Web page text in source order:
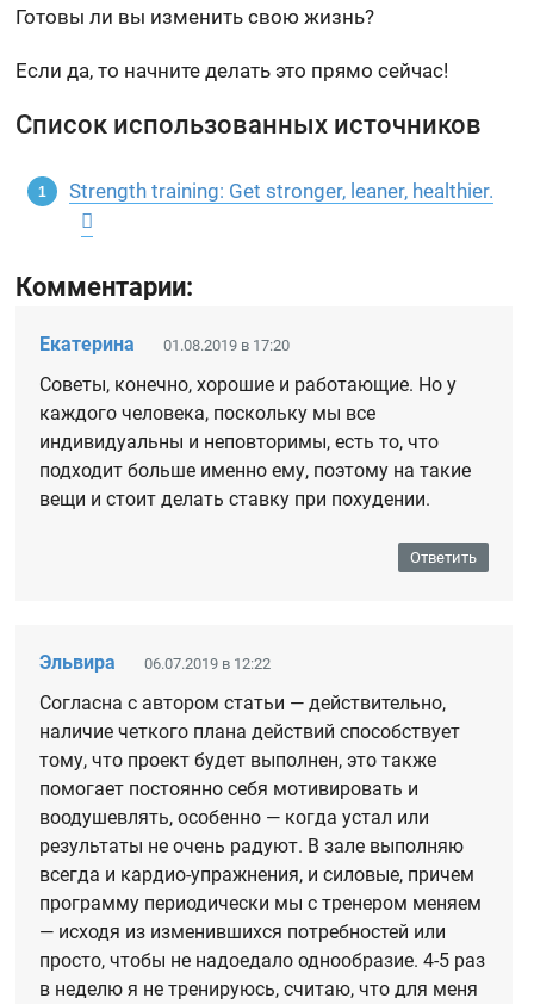
Готовы ли вы изменить свою жизнь?
Если да, то начните делать это прямо сейчас!
Список использованных источников
Strength training: Get stronger, leaner, healthier.
Комментарии:
Екатерина 01.08.2019 в 17:20
Советы, конечно, хорошие и работающие. Но у
каждого человека, поскольку мы все
индивидуальны и неповторимы, есть то, что
подходит больше именно ему, поэтому на такие
вещи и стоит делать ставку при похудении.
Ответить
Эльвира 06.07.2019 в 12:22
Согласна с автором статьи — действительно,
наличие четкого плана действий способствует
тому, что проект будет выполнен, это также
помогает постоянно себя мотивировать и
воодушевлять, особенно — когда устал или
результаты не очень радуют. В зале выполняю
всегда и кардио-упражнения, и силовые, причем
программу периодически мы с тренером меняем
— исходя из изменившихся потребностей или
просто, чтобы не надоедало однообразие. 4-5 раз
в неделю я не тренируюсь, считаю, что для меня